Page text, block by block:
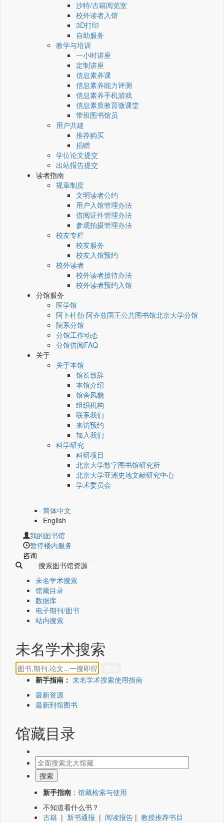
沙特/古籍阅览室
校外读者入馆
3D打印
自助服务
教学与培训
一小时讲座
定制讲座
信息素养课
信息素养能力评测
信息素养手机游戏
信息素质教育微课堂
带班图书馆员
用户共建
推荐购买
捐赠
学位论文提交
出站报告提交
读者指南
规章制度
文明读者公约
用户入馆管理办法
借阅证件管理办法
参观拍摄管理办法
校友专栏
校友服务
校友入馆预约
校外读者
校外读者接待办法
校外读者预约入馆
分馆服务
医学馆
阿卜杜勒·阿齐兹国王公共图书馆北京大学分馆
院系分馆
分馆工作动态
分馆借阅FAQ
关于
关于本馆
馆长致辞
本馆介绍
馆舍风貌
组织机构
联系我们
来访预约
加入我们
科学研究
科研项目
北京大学数字图书馆研究所
北京大学亚洲史地文献研究中心
学术委员会
简体中文
English
我的图书馆
暂停楼内服务
咨询
搜索图书馆资源
未名学术搜索
馆藏目录
数据库
电子期刊/图书
站内搜索
未名学术搜索
新手指南： 未名学术搜索使用指南
最新资源
最新到馆图书
馆藏目录
新手指南 ： 馆藏检索与使用
不知道看什么书？
古籍 | 新书通报 | 阅读报告 | 教授推荐书目